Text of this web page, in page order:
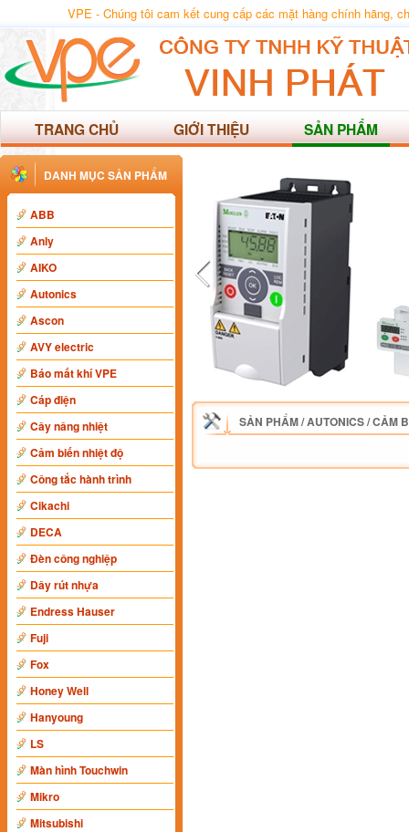
VPE - Chúng tôi cam kết cung cấp các mặt hàng chính hãng,
TRANG CHỦ GIỚI THIỆU SẢN PHẨM
DANH MỤC SẢN PHẨM
ABB
Anly
AIKO
Autonics
Ascon
AVY electric
Báo mất khí VPE
Cáp điện
Cây nâng nhiệt
Cảm biến nhiệt độ
Công tắc hành trình
Cikachi
DECA
Đèn công nghiệp
Dây rút nhựa
Endress Hauser
Fuji
Fox
Honey Well
Hanyoung
LS
Màn hình Touchwin
Mikro
Mitsubishi
SẢN PHẨM/AUTONICS/CẢM